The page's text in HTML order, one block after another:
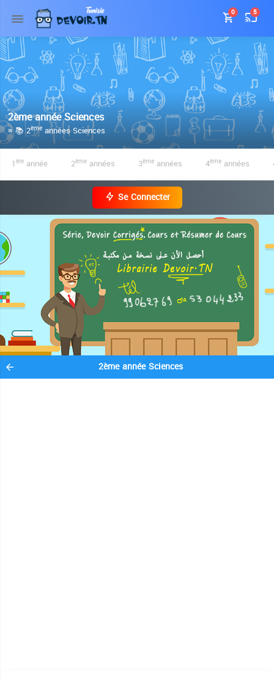
0 5
2ème année Sciences
≡ 📚 2ème années Sciences
1ère année 2ème années 3ème années 4ème années
Se Connecter
2ème année Sciences